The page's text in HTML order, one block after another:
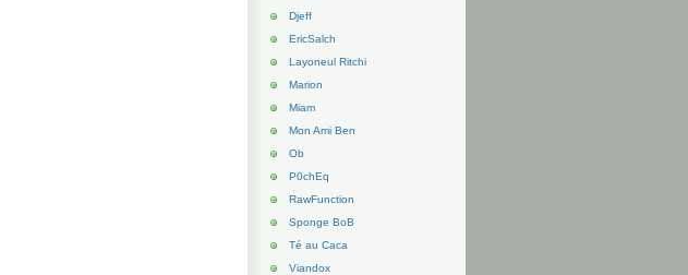
Djeff
EricSalch
Layoneul Ritchi
Marion
Miam
Mon Ami Ben
Ob
P0chEq
RawFunction
Sponge BoB
Té au Caca
Viandox